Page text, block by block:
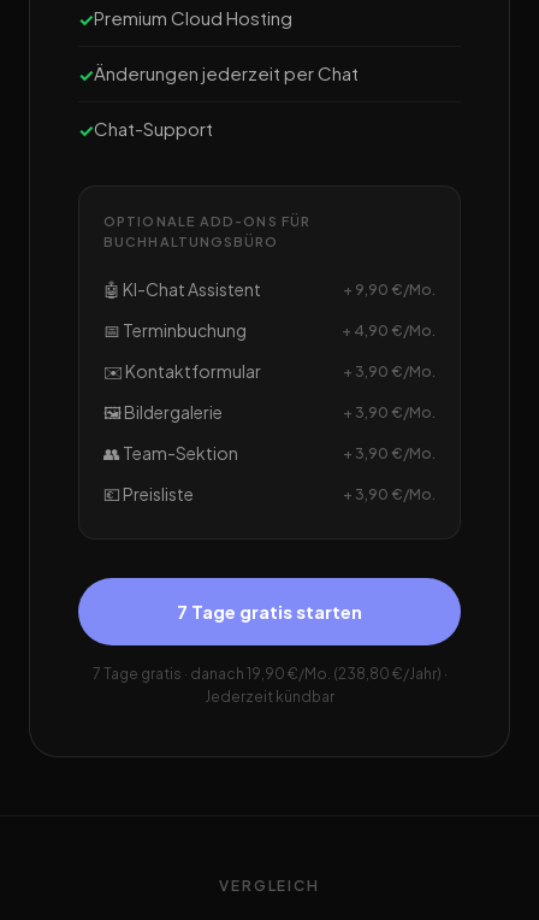
Premium Cloud Hosting
Änderungen jederzeit per Chat
Chat-Support
OPTIONALE ADD-ONS FÜR
BUCHHALTUNGSBÜRO
🤖 KI-Chat Assistent + 9,90 €/Mo.
📅 Terminbuchung + 4,90 €/Mo.
✉️ Kontaktformular + 3,90 €/Mo.
🖼️ Bildergalerie + 3,90 €/Mo.
👥 Team-Sektion + 3,90 €/Mo.
💶 Preisliste + 3,90 €/Mo.
7 Tage gratis starten
7 Tage gratis · danach 19,90 €/Mo. (238,80 €/Jahr) ·
Jederzeit kündbar
VERGLEICH